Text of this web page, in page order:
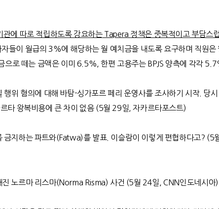
관에 따로 적립하도록 강요하는Tapera 정책은 중복적이고 부담스
들이 월급의 3%에 해당하는 월 예치금을 내도록 요구하며 직원은
으로 떼는 금액은 이미 6.5%,한편 고용주는BPJS 양측에 각각
행위 혐의에 대해 바탐-싱가포르 페리 운영사를 조사하기 시작. 당
타 왕복비용에 큰 차이 없음(5월 29일,자카르타포스트)
금지하는 파트와(Fatwa)를 발표. 이슬람이 이렇게 편협하다고? (5
노르마 리스마(Norma Risma) 사건 (5월 24일, CNN인도네시아)